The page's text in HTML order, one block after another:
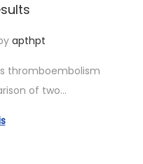
apthpt
thromboembolism
of two…